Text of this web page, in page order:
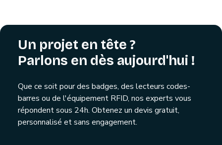
Un projet en tête ?
Parlons en dès aujourd'hui !
Que ce soit pour des badges, des lecteurs codes-
barres ou de l'équipement RFID, nos experts vous
répondent sous 24h. Obtenez un devis gratuit,
personnalisé et sans engagement.